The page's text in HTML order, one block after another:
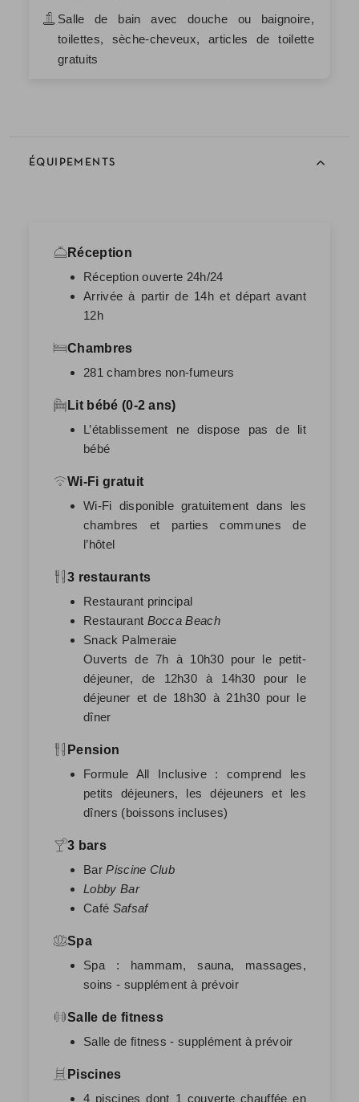
Salle de bain avec douche ou baignoire,
toilettes, sèche-cheveux, articles de toilette
gratuits
ÉQUIPEMENTS
Réception
Réception ouverte 24h/24
Arrivée à partir de 14h et départ avant
12h
Chambres
281 chambres non-fumeurs
Lit bébé (0-2 ans)
L’établissement ne dispose pas de lit
bébé
Wi-Fi gratuit
Wi-Fi disponible gratuitement dans les
chambres et parties communes de
l’hôtel
3 restaurants
Restaurant principal
Restaurant Bocca Beach
Snack Palmeraie
Ouverts de 7h à 10h30 pour le petit-
déjeuner, de 12h30 à 14h30 pour le
déjeuner et de 18h30 à 21h30 pour le
dîner
Pension
Formule All Inclusive : comprend les
petits déjeuners, les déjeuners et les
dîners (boissons incluses)
3 bars
BarPiscine Club
Lobby Bar
Café Safsaf
Spa
Spa : hammam, sauna, massages,
soins - supplément à prévoir
Salle de fitness
Salle de fitness - supplément à prévoir
Piscines
4 piscines dont 1 couverte chauffée en